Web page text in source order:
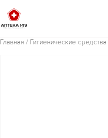
Главная / Гигиенические средства